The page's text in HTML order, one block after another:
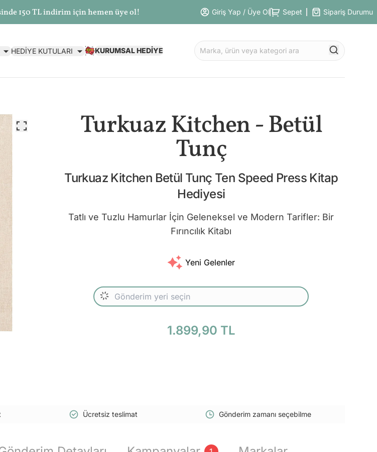
150 TL indirim için hemen üye ol! Giriş Yap / Üye Ol Sepet Sipariş Durumu
HEDİYE KUTULARI KURUMSAL HEDİYE
Turkuaz Kitchen - Betül
Tunç
Turkuaz Kitchen Betül Tunç Ten Speed Press Kitap
Hediyesi
Tatlı ve Tuzlu Hamurlar İçin Geleneksel ve Modern Tarifler: Bir
Fırıncılık Kitabı
Yeni Gelenler
1.899,90 TL
Ücretsiz teslimat Gönderim zamanı seçebilme